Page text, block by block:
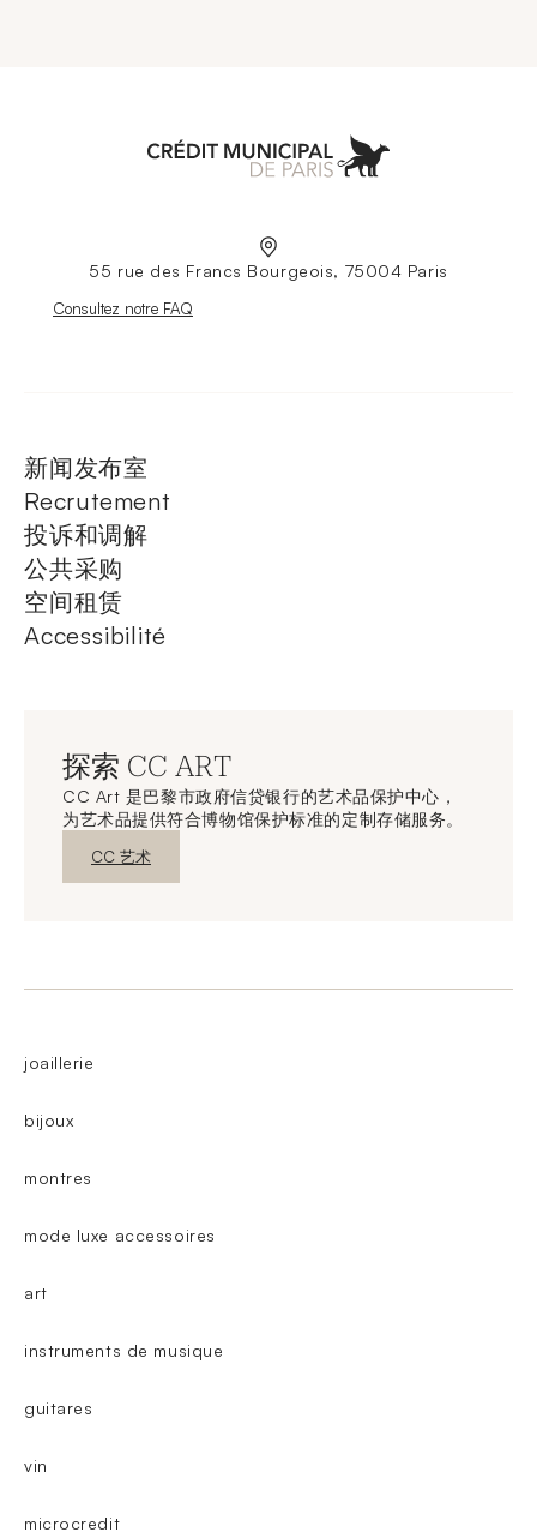
55 rue des Francs Bourgeois, 75004 Paris
Nouvelle fenêtre
Consultez notre FAQ
新闻发布室
Recrutement
投诉和调解
公共采购
空间租赁
Accessibilité
探索 CC ART
CC Art 是巴黎市政府信贷银行的艺术品保护中心，
为艺术品提供符合博物馆保护标准的定制存储服务。
新窗口发现
CC 艺术
joaillerie
bijoux
montres
mode luxe accessoires
art
instruments de musique
guitares
vin
microcredit